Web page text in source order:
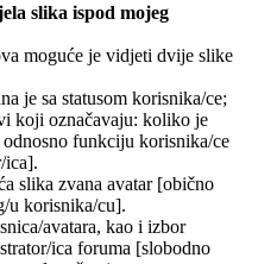
slika ispod mojeg
moguće je vidjeti dvije slike
je sa statusom korisnika/ce;
koji označavaju: koliko je
funkciju korisnika/ce
ica].
slika zvana avatar [obično
u korisnika/cu].
avatara, kao i izbor
ica foruma [slobodno